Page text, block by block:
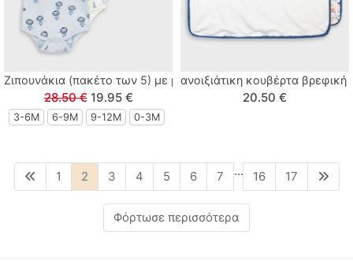
Ζιπουνάκια (πακέτο των 5) με print σκυλάκια μπλε
28.50 € 19.95 €
3-6M 6-9M 9-12Μ 0-3M
ανοιξιάτικη κουβέρτα βρεφική
20.50 €
1 2 3 4 5 6 7 ... 16 17
Φόρτωσε περισσότερα